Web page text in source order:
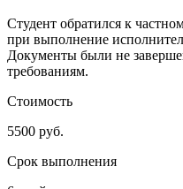
Студент обратился к
при выполнение
Документы были не
требованиям.
Стоимость
5500 руб.
Срок выполнения